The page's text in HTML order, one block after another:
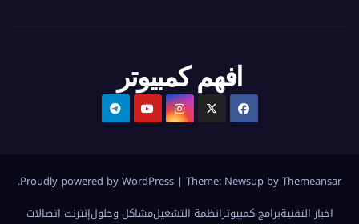
افهم كمبيوتر
Proudly powered by WordPress | Theme: Newsup byThemeansar
.
اخبار التقنيةبرامج كمبيوترانظمة التشغيلمشاكل وحلولإنترنت اتصالات